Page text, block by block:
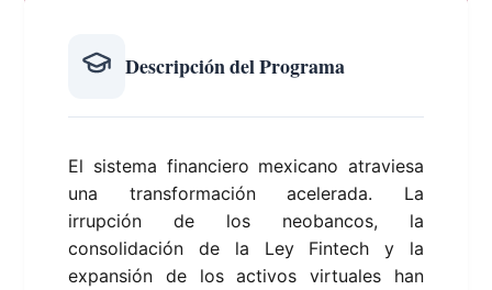
Descripción del Programa
El sistema financiero mexicano atraviesa
una transformación acelerada. La
irrupción de los neobancos, la
consolidación de la Ley Fintech y la
expansión de los activos virtuales han